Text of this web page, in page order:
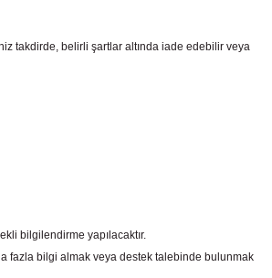
takdirde, belirli şartlar altında iade edebilir veya
bilgilendirme yapılacaktır.
fazla bilgi almak veya destek talebinde bulunmak